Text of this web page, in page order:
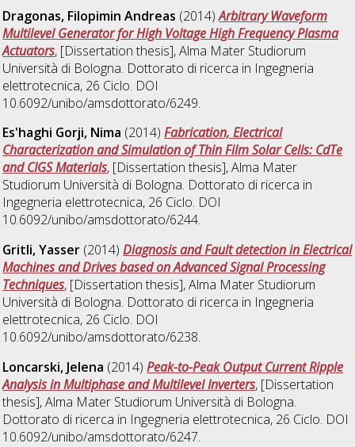
Dragonas, Filopimin Andreas (2014)Arbitrary Waveform
Multilevel Generator for High Voltage High Frequency Plasma
Actuators, [Dissertation thesis], Alma Mater Studiorum
Università di Bologna. Dottorato di ricerca in Ingegneria
elettrotecnica, 26 Ciclo. DOI
10.6092/unibo/amsdottorato/6249.
Es'haghi Gorji, Nima (2014)Fabrication, Electrical
Characterization and Simulation of Thin Film Solar Cells: CdTe
and CIGS Materials, [Dissertation thesis], Alma Mater
Studiorum Università di Bologna. Dottorato di ricerca in
Ingegneria elettrotecnica, 26 Ciclo. DOI
10.6092/unibo/amsdottorato/6244.
Gritli, Yasser (2014)Diagnosis and Fault detection in Electrical
Machines and Drives based on Advanced Signal Processing
Techniques, [Dissertation thesis], Alma Mater Studiorum
Università di Bologna. Dottorato di ricerca in Ingegneria
elettrotecnica, 26 Ciclo. DOI
10.6092/unibo/amsdottorato/6238.
Loncarski, Jelena (2014)Peak-to-Peak Output Current Ripple
Analysis in Multiphase and Multilevel Inverters, [Dissertation
thesis], Alma Mater Studiorum Università di Bologna.
Dottorato di ricerca in Ingegneria elettrotecnica, 26 Ciclo. DOI
10.6092/unibo/amsdottorato/6247.